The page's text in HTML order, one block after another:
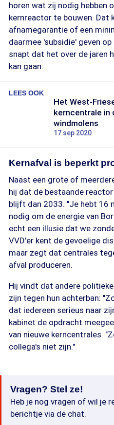
horen wat zij nodig hebben
kernreactor te bouwen. Dat
afnamegarantie of een
daarmee 'subsidie' geven
snapt dat het over de jaren
kan gaan.
LEES OOK
Het West-
kerncentrale in
windmolens
17 sep 2020
Kernafval is beperkt
Naast een grote of
hij dat de bestaande
blijft dan 2033. "Je hebt 16
nodig om de energie van
echt een illusie dat we
VVD'er kent de gevoelige
maar zegt dat centrales
afval produceren.
Hij vindt dat andere
zijn tegen hun achterban:
dat iedereen serieus naar
kabinet de opdracht
van nieuwe kerncentrales.
collega's niet zijn."
Vragen? Stel ze!
Heb je nog vragen of wil je
berichtje via de chat.